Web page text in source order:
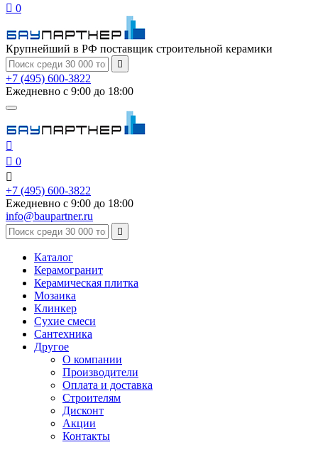
 0
Крупнейший в РФ поставщик строительной керамики

+7 (495) 600-3822
Ежедневно с 9:00 до 18:00

 0

+7 (495) 600-3822
Ежедневно с 9:00 до 18:00
info@baupartner.ru

Каталог
Керамогранит
Керамическая плитка
Мозаика
Клинкер
Сухие смеси
Сантехника
Другое
О компании
Производители
Оплата и доставка
Строителям
Дисконт
Акции
Контакты